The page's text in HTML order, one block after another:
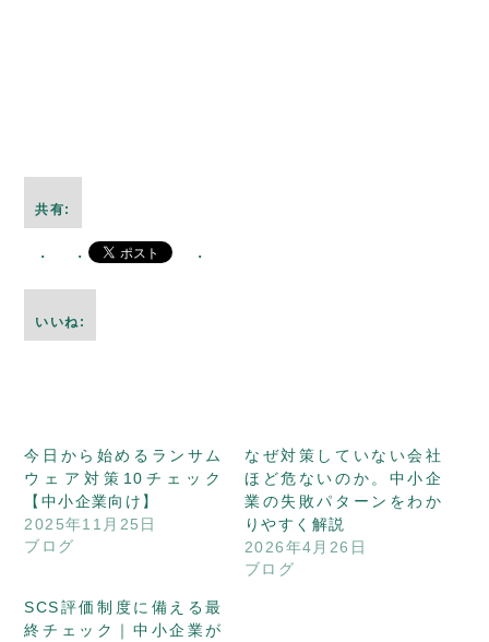
共有:
いいね:
今日から始めるランサム
ウェア対策10チェック
【中小企業向け】
2025年11月25日
ブログ
なぜ対策していない会社
ほど危ないのか。中小企
業の失敗パターンをわか
りやすく解説
2026年4月26日
ブログ
SCS評価制度に備える最
終チェック｜中小企業が